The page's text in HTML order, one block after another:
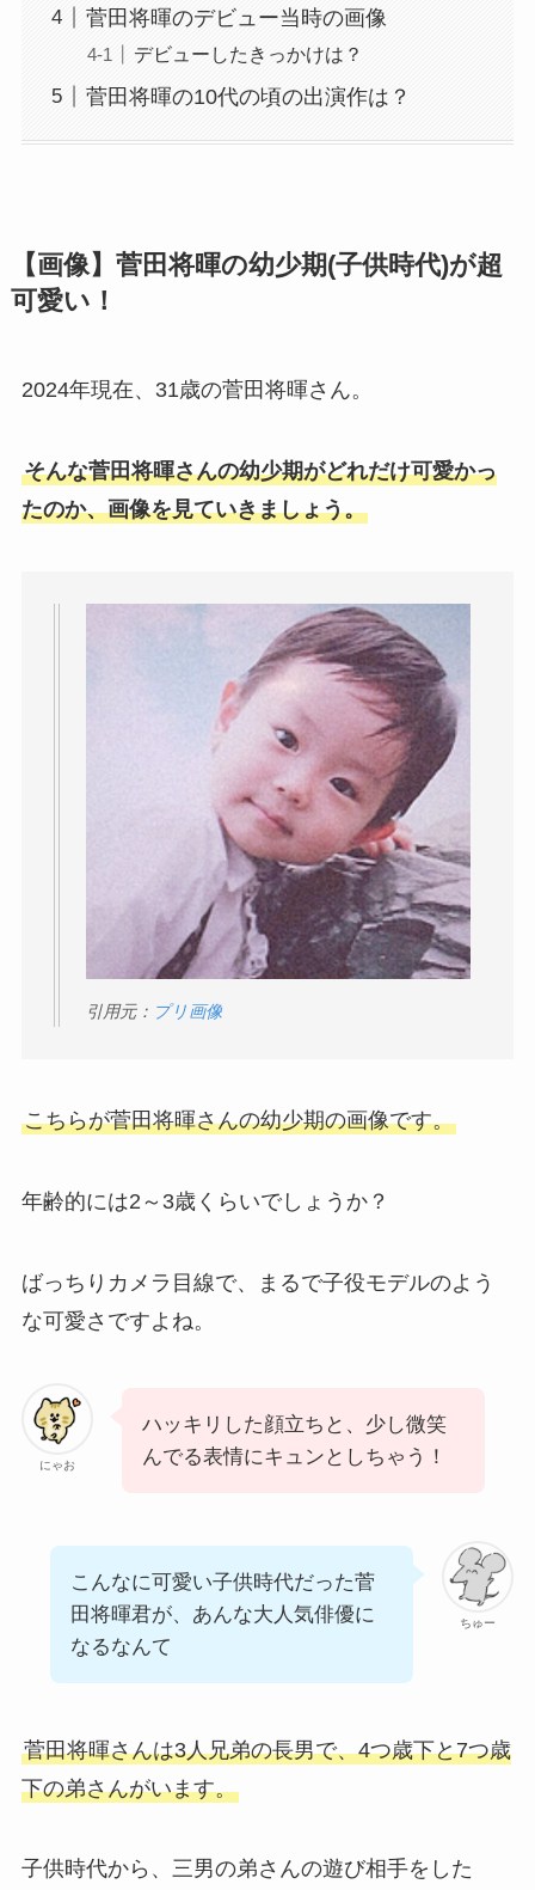
菅田将暉のデビュー当時の画像
デビューしたきっかけは？
菅田将暉の10代の頃の出演作は？
【画像】菅田将暉の幼少期(子供時代)が超
可愛い！
2024年現在、31歳の菅田将暉さん。
そんな菅田将暉さんの幼少期がどれだけ可愛かっ
たのか、画像を見ていきましょう。
引用元： プリ画像
こちらが菅田将暉さんの幼少期の画像です。
年齢的には2～3歳くらいでしょうか？
ばっちりカメラ目線で、まるで子役モデルのよう
な可愛さですよね。
にゃお
ハッキリした顔立ちと、少し微笑
んでる表情にキュンとしちゃう！
ちゅー
こんなに可愛い子供時代だった菅
田将暉君が、あんな大人気俳優に
なるなんて
菅田将暉さんは3人兄弟の長男で、4つ歳下と7つ歳
下の弟さんがいます。
子供時代から、三男の弟さんの遊び相手をした